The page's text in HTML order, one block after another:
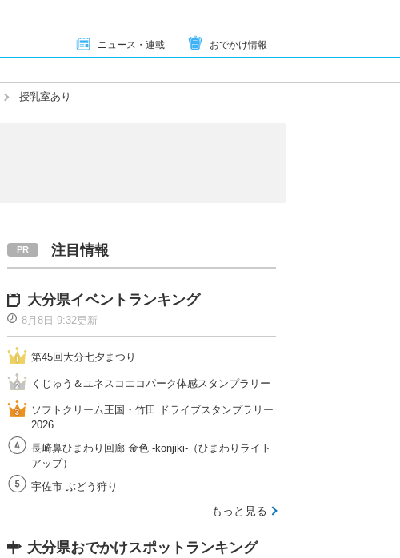
ニュース・連載 おでかけ情報
授乳室あり
注目情報
大分県イベントランキング
8月8日 9:32更新
第45回大分七夕まつり
くじゅう＆ユネスコエコパーク体感スタンプラリー
ソフトクリーム王国・竹田 ドライブスタンプラリー
2026
長崎鼻ひまわり回廊 金色 -konjiki-（ひまわりライト
アップ）
宇佐市 ぶどう狩り
もっと見る
大分県おでかけスポットランキング